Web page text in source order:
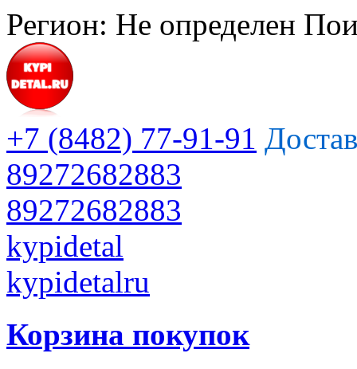
Регион: Не определен
+7 (8482) 77-91-91
89272682883
89272682883
kypidetal
kypidetalru
Корзина покупок